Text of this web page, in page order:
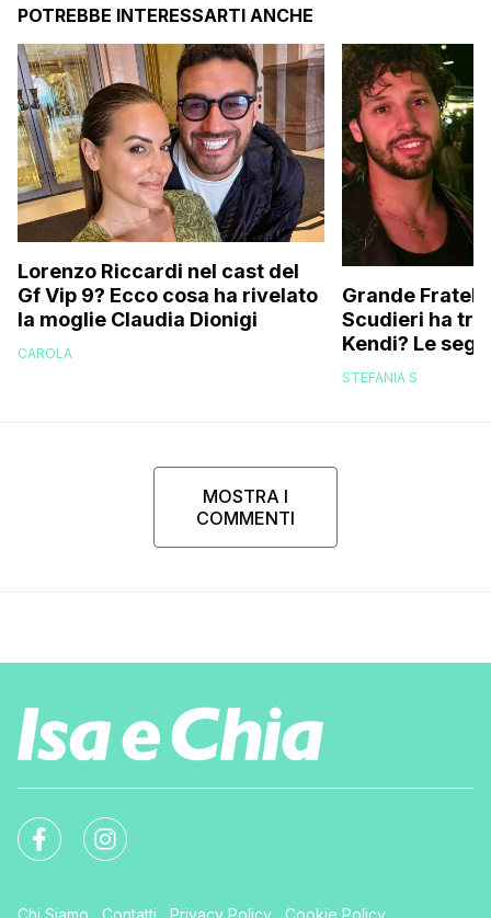
POTREBBE INTERESSARTI ANCHE
Lorenzo Riccardi nel cast del
Gf Vip 9? Ecco cosa ha rivelato
la moglie Claudia Dionigi
CAROLA
Grande
Scudieri ha
Kendi? Le
replica dell’ex
STEFANIA S
MOSTRA I
COMMENTI